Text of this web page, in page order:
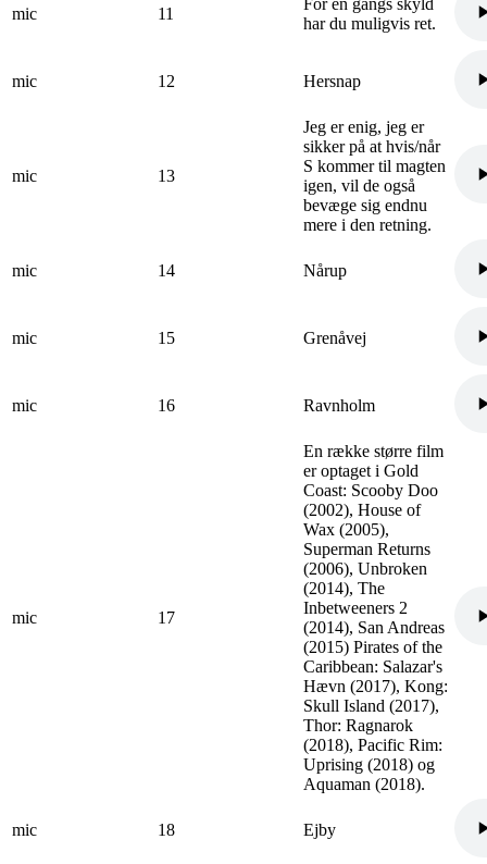
mic 11
har du muligvis ret.
mic 12 Hersnap
mic 13
Jeg er enig, jeg er
sikker på at hvis/når
S kommer til magten
igen, vil de også
bevæge sig endnu
mere i den retning.
mic 14 Nårup
mic 15 Grenåvej
mic 16 Ravnholm
mic 17
En række større film
er optaget i Gold
Coast: Scooby Doo
(2002), House of
Wax (2005),
Superman Returns
(2006), Unbroken
(2014), The
Inbetweeners 2
(2014), San Andreas
(2015) Pirates of the
Caribbean: Salazar's
Hævn (2017), Kong:
Skull Island (2017),
Thor: Ragnarok
(2018), Pacific Rim:
Uprising (2018) og
Aquaman (2018).
mic 18 Ejby